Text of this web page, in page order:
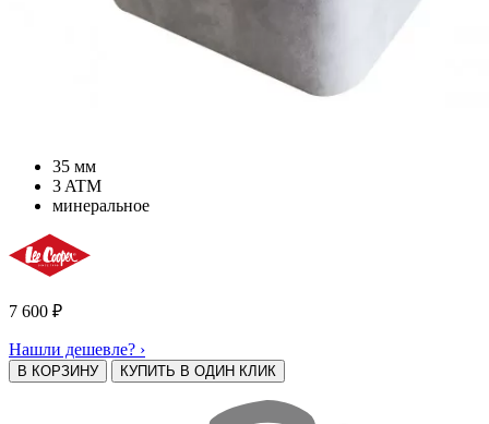
35 мм
3 ATM
минеральное
7 600 ₽
Нашли дешевле? ›
В КОРЗИНУ КУПИТЬ В ОДИН КЛИК